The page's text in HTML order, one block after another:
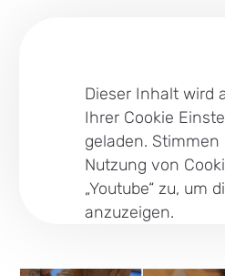
Dieser Inhalt wird
Ihrer Cookie
geladen. Stimmen
Nutzung von
„Youtube“ zu, um
anzuzeigen.